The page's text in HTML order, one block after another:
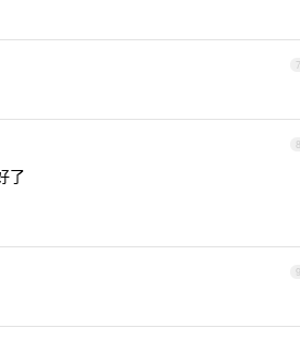
7
8
了
9